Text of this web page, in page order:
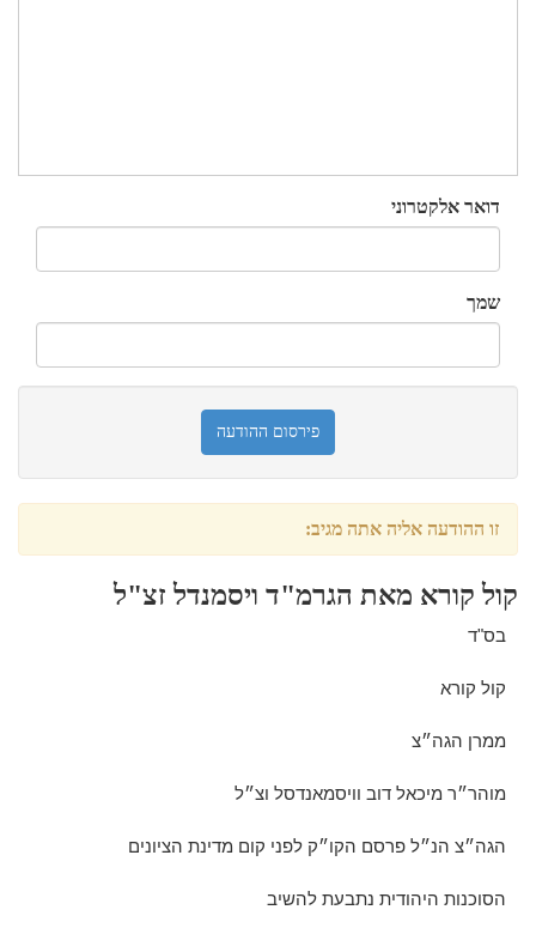
דואר אלקטרוני
שמך
זו ההודעה אליה אתה מגיב:
קול קורא מאת הגרמ"ד ויסמנדל זצ"ל
בס"ד
קול קורא
ממרן הגה״צ
מוהר״ר מיכאל דוב וויסמאנדסל וצ״ל
הגה״צ הנ״ל פרסם הקו״ק לפני קום מדינת הציונים
הסוכנות היהודית נתבעת להשיב